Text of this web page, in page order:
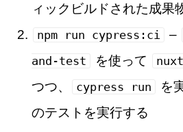
ィックビルドされた成果
npm run cypress:ci –
and-test
を使って
つつ、
cypress run
を
のテストを実行する